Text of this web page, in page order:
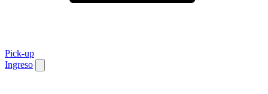
Pick-up
Ingreso